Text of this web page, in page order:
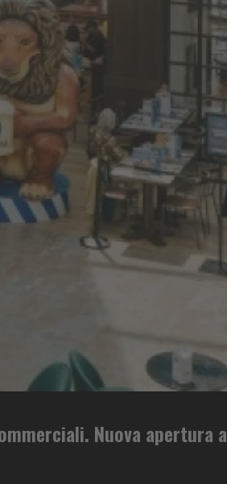
Nuova apertura a